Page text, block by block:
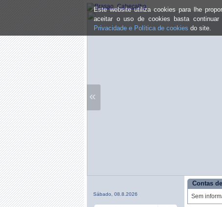
Este website utiliza cookies para lhe
aceitar o uso de cookies basta
Privacidade e Política de cookies do site.
«
Sábado, 08.8.2026
Contas
Sem